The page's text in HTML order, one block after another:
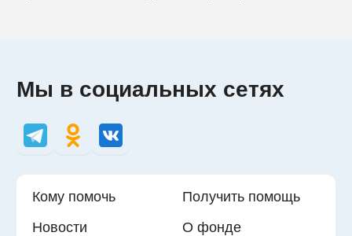
Мы в социальных сетях
Кому помочь
Получить помощь
Новости
О фонде